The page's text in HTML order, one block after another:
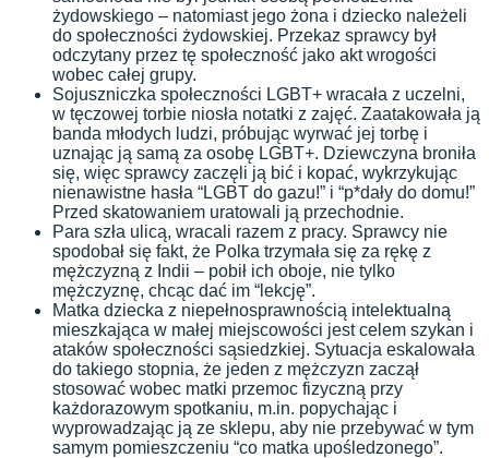
żydowskiego – natomiast jego żona i dziecko należeli
do społeczności żydowskiej. Przekaz sprawcy był
odczytany przez tę społeczność jako akt wrogości
wobec całej grupy.
Sojuszniczka społeczności LGBT+ wracała z uczelni,
w tęczowej torbie niosła notatki z zajęć. Zaatakowała ją
banda młodych ludzi, próbując wyrwać jej torbę i
uznając ją samą za osobę LGBT+. Dziewczyna broniła
się, więc sprawcy zaczęli ją bić i kopać, wykrzykując
nienawistne hasła “LGBT do gazu!” i “p*dały do domu!”
Przed skatowaniem uratowali ją przechodnie.
Para szła ulicą, wracali razem z pracy. Sprawcy nie
spodobał się fakt, że Polka trzymała się za rękę z
mężczyzną z Indii – pobił ich oboje, nie tylko
mężczyznę, chcąc dać im “lekcję”.
Matka dziecka z niepełnosprawnością intelektualną
mieszkająca w małej miejscowości jest celem szykan i
ataków społeczności sąsiedzkiej. Sytuacja eskalowała
do takiego stopnia, że jeden z mężczyzn zaczął
stosować wobec matki przemoc fizyczną przy
każdorazowym spotkaniu, m.in. popychając i
wyprowadzając ją ze sklepu, aby nie przebywać w tym
samym pomieszczeniu “co matka upośledzonego”.